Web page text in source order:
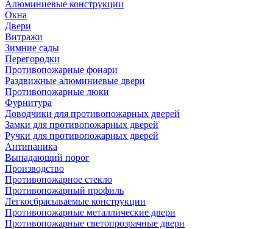
Алюминиевые конструкции
Окна
Двери
Витражи
Зимние сады
Перегородки
Противопожарные фонари
Раздвижные алюминиевые двери
Противопожарные люки
Фурнитура
Доводчики для противопожарных дверей
Замки для противопожарных дверей
Ручки для противопожарных дверей
Антипаника
Выпадающий порог
Производство
Противопожарное стекло
Противопожарный профиль
Легкосбрасываемые конструкции
Противопожарные металлические двери
Противопожарные светопрозрачные двери